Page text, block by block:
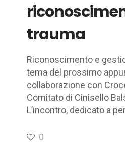
trauma
Riconoscimento e
tema del prossimo
collaborazione con
Comitato di Cinisello
L’incontro, dedicato a
0